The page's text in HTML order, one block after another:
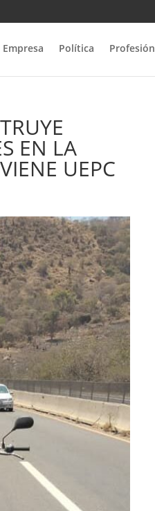
Empresa Política Profesión
EN LA
UEPC‎